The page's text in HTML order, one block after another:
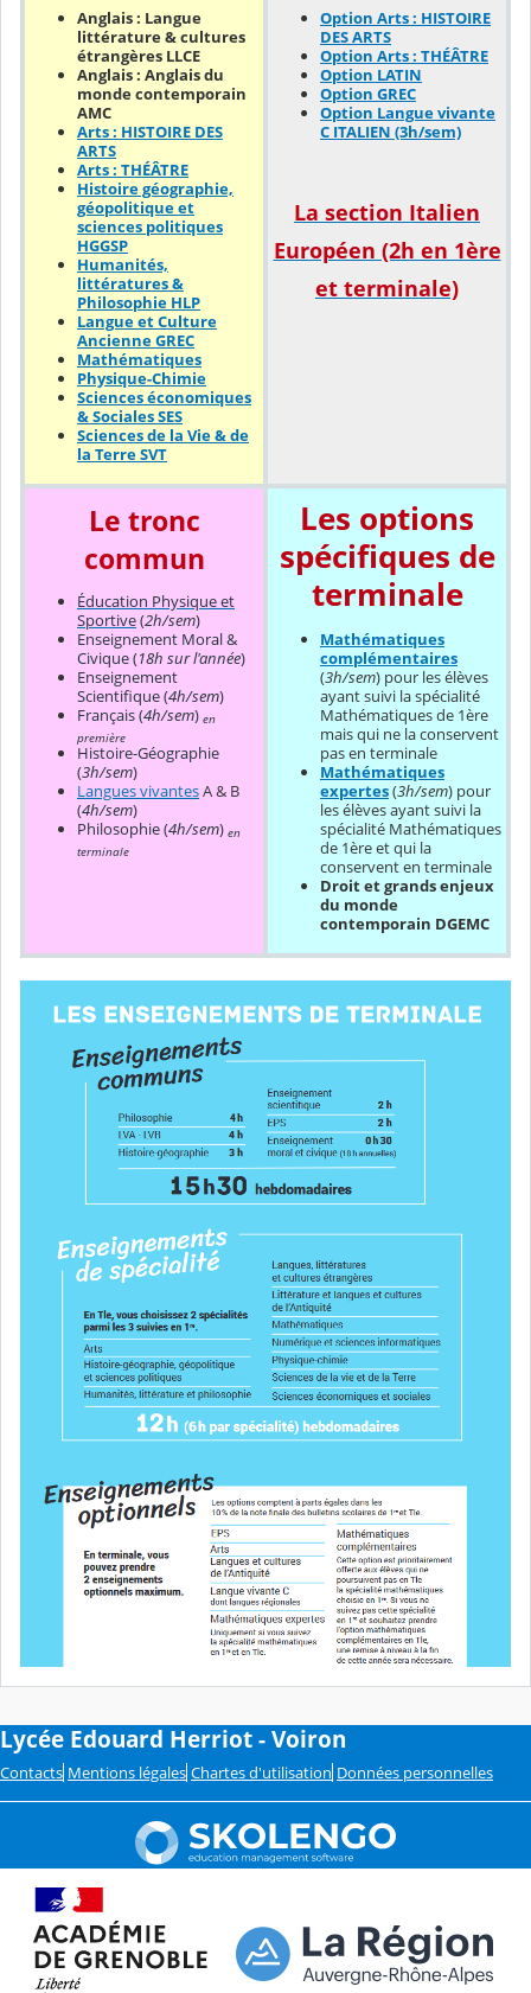
Anglais : Langue
littérature & cultures
étrangères LLCE
Anglais : Anglais du
monde contemporain
AMC
Arts : HISTOIRE DES
ARTS
Arts : THÉÂTRE
Histoire géographie,
géopolitique et
sciences politiques
HGGSP
Humanités,
littératures &
Philosophie HLP
Langue et Culture
Ancienne GREC
Mathématiques
Physique-Chimie
Sciences économiques
& Sociales SES
Sciences de la Vie & de
la Terre SVT
Option Arts : HISTOIRE
DES ARTS
Option Arts : THÉÂTRE
Option LATIN
Option GREC
Option Langue vivante
C ITALIEN (3h/sem)
La section Italien
Européen (2h en 1ère
et terminale)
Le tronc
commun
Éducation Physique et
Sportive(2h/sem)
Enseignement Moral &
Civique (18h sur l'année)
Enseignement
Scientifique (4h/sem)
Français (4h/sem) en
première
Histoire-Géographie
(3h/sem)
Langues vivantesA & B
(4h/sem)
Philosophie (4h/sem) en
terminale
Les options
spécifiques de
terminale
Mathématiques
complémentaires
(3h/sem) pour les élèves
ayant suivi la spécialité
Mathématiques de 1ère
mais qui ne la conservent
pas en terminale
Mathématiques
expertes(3h/sem) pour
les élèves ayant suivi la
spécialité Mathématiques
de 1ère et qui la
conservent en terminale
Droit et grands enjeux
du monde
contemporain DGEMC
Lycée Edouard Herriot - Voiron
Contacts Mentions légales Chartes d'utilisation Données personnelles